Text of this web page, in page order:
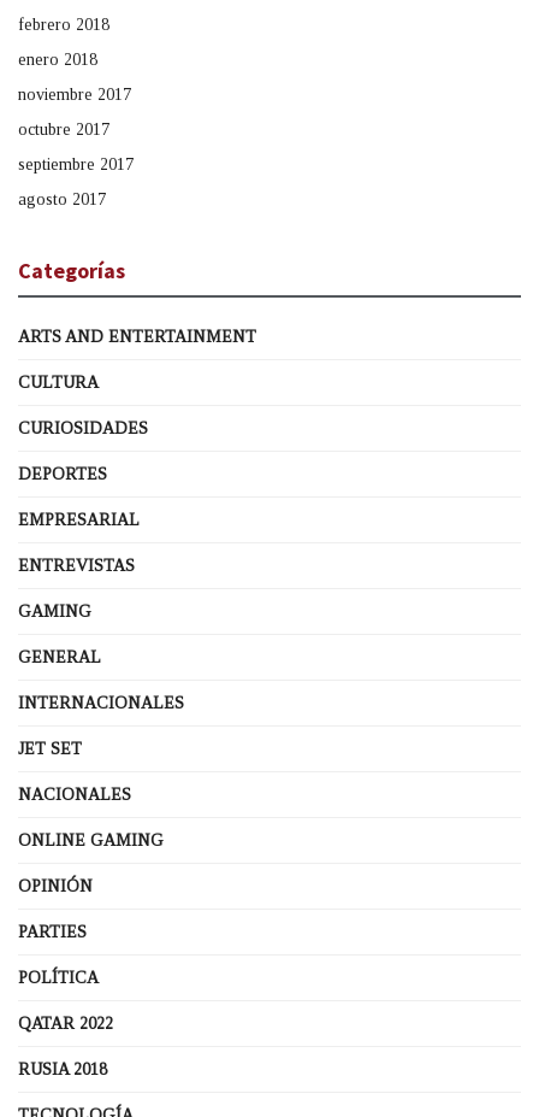
febrero 2018
enero 2018
noviembre 2017
octubre 2017
septiembre 2017
agosto 2017
Categorías
ARTS AND ENTERTAINMENT
CULTURA
CURIOSIDADES
DEPORTES
EMPRESARIAL
ENTREVISTAS
GAMING
GENERAL
INTERNACIONALES
JET SET
NACIONALES
ONLINE GAMING
OPINIÓN
PARTIES
POLÍTICA
QATAR 2022
RUSIA 2018